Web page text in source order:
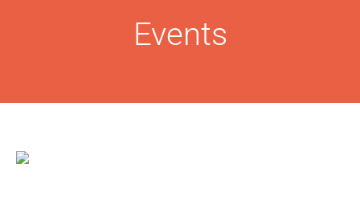
Events